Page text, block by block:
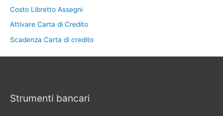
Costo Libretto Assegni
Attivare Carta di Credito
Scadenza Carta di credito
Strumenti bancari